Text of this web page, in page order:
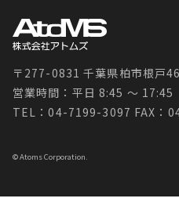
〒277-0831 千葉県柏市根戸
営業時間：平日 8:45 〜 17:45
TEL：04-7199-3097 FAX：
© Atoms Corporation.